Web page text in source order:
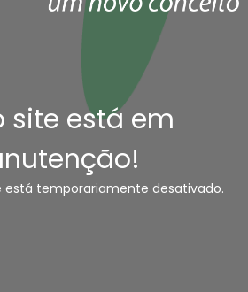
site está em
temporariamente desativado.